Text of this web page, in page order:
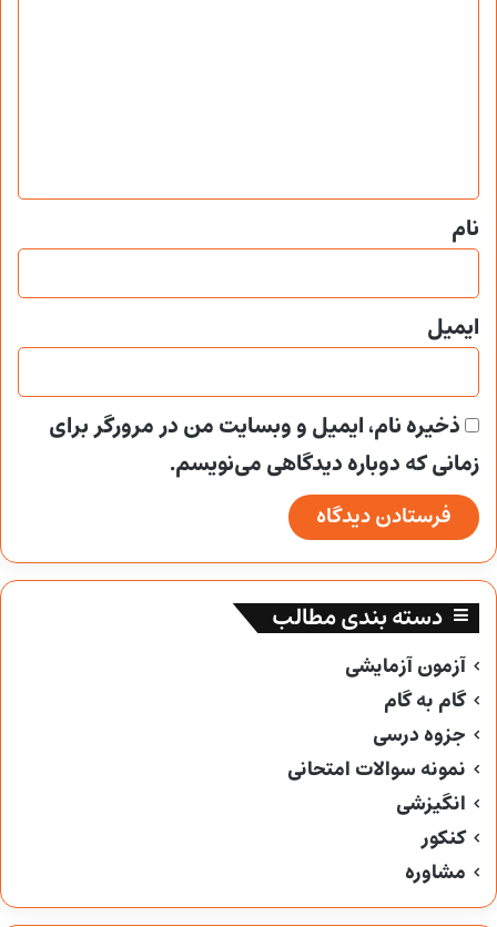
*
نام
ایمیل
ذخیره نام، ایمیل و وبسایت من در مرورگر برای
زمانی که دوباره دیدگاهی می‌نویسم.
دسته بندی مطالب
آزمون آزمایشی
گام به گام
جزوه درسی
نمونه سوالات امتحانی
انگیزشی
کنکور
مشاوره